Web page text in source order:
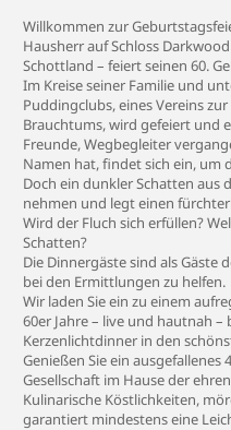
Willkommen zur
Hausherr auf Schloss
Schottland – feiert seinen 60.
Im Kreise seiner Familie und
Puddingclubs, eines Vereins
Brauchtums, wird gefeiert und
Freunde, Wegbegleiter
Namen hat, findet sich ein, um
Doch ein dunkler Schatten aus
nehmen und legt einen
Wird der Fluch sich erfüllen?
Schatten?
Die Dinnergäste sind als Gäste
bei den Ermittlungen zu helfen.
Wir laden Sie ein zu einem
60er Jahre – live und hautnah –
Kerzenlichtdinner in den
Genießen Sie ein ausgefallenes
Gesellschaft im Hause der
Kulinarische Köstlichkeiten,
garantiert mindestens eine